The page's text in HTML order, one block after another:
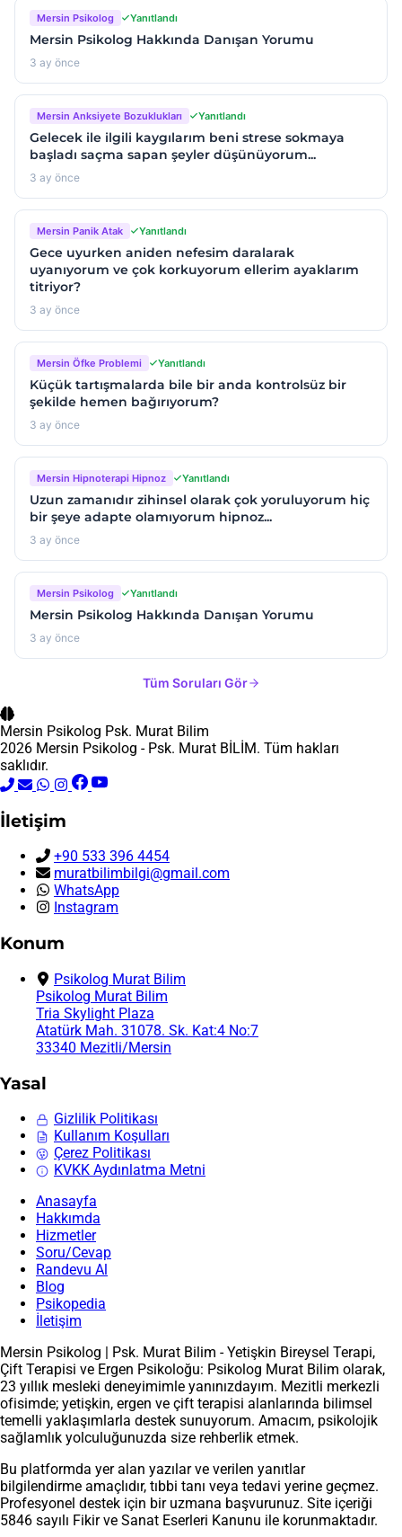
Mersin Psikolog Yanıtlandı
Mersin Psikolog Hakkında Danışan Yorumu
3 ay önce
Mersin Anksiyete Bozuklukları Yanıtlandı
Gelecek ile ilgili kaygılarım beni strese sokmaya
başladı saçma sapan şeyler düşünüyorum...
3 ay önce
Mersin Panik Atak Yanıtlandı
Gece uyurken aniden nefesim daralarak
uyanıyorum ve çok korkuyorum ellerim ayaklarım
titriyor?
3 ay önce
Mersin Öfke Problemi Yanıtlandı
Küçük tartışmalarda bile bir anda kontrolsüz bir
şekilde hemen bağırıyorum?
3 ay önce
Mersin Hipnoterapi Hipnoz Yanıtlandı
Uzun zamanıdır zihinsel olarak çok yoruluyorum hiç
bir şeye adapte olamıyorum hipnoz...
3 ay önce
Mersin Psikolog Yanıtlandı
Mersin Psikolog Hakkında Danışan Yorumu
3 ay önce
Tüm Soruları Gör
Mersin Psikolog Psk. Murat Bilim
2026 Mersin Psikolog - Psk. Murat BİLİM. Tüm hakları
saklıdır.
İletişim
+90 533 396 4454
muratbilimbilgi@gmail.com
WhatsApp
Instagram
Konum
Psikolog Murat Bilim
Psikolog Murat Bilim
Tria Skylight Plaza
Atatürk Mah. 31078. Sk. Kat:4 No:7
33340 Mezitli/Mersin
Yasal
Gizlilik Politikası
Kullanım Koşulları
Çerez Politikası
KVKK Aydınlatma Metni
Anasayfa
Hakkımda
Hizmetler
Soru/Cevap
Randevu Al
Blog
Psikopedia
İletişim
Mersin Psikolog | Psk. Murat Bilim - Yetişkin Bireysel Terapi,
Çift Terapisi ve Ergen Psikoloğu: Psikolog Murat Bilim olarak,
23 yıllık mesleki deneyimimle yanınızdayım. Mezitli merkezli
ofisimde; yetişkin, ergen ve çift terapisi alanlarında bilimsel
temelli yaklaşımlarla destek sunuyorum. Amacım, psikolojik
sağlamlık yolculuğunuzda size rehberlik etmek.
Bu platformda yer alan yazılar ve verilen yanıtlar
bilgilendirme amaçlıdır, tıbbi tanı veya tedavi yerine geçmez.
Profesyonel destek için bir uzmana başvurunuz. Site içeriği
5846 sayılı Fikir ve Sanat Eserleri Kanunu ile korunmaktadır.